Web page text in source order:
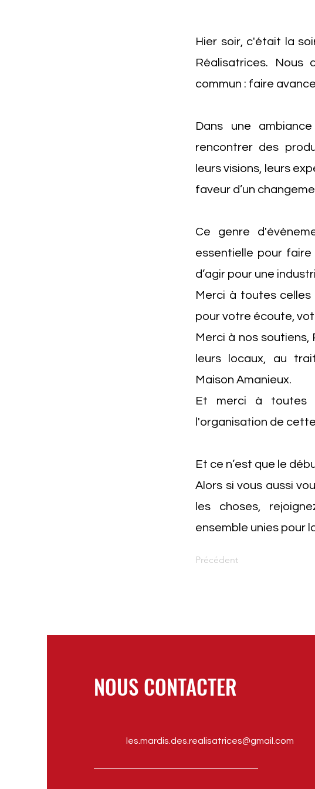
Hier soir, c'était la
Réalisatrices. Nous
commun : faire
Dans une
rencontrer des
leurs visions, leurs
faveur d’un
Ce genre
essentielle pour faire
d’agir pour une
Merci à toutes
pour votre écoute,
Merci à nos
leurs locaux, au
Maison Amanieux.
Et merci à toutes
l'organisation de
Et ce n’est que le
Alors si vous aussi
les choses,
ensemble unies pour
Précédent
NOUS CONTACTER
les.mardis.des.realisatrices@gmail.com